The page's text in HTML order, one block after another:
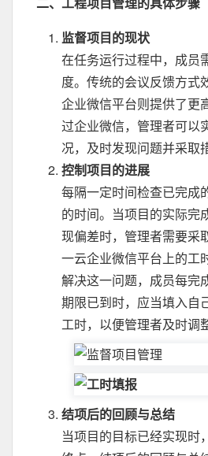
监督项目的现状
在任务运行过程中，成员
度。传统的会议反馈方式
企业微信平台则提供了更
过企业微信，管理者可以
况，及时发现问题并采取
控制项目的进展
每隔一定时间检查已完成
的时间。当项目的实际完
现偏差时，管理者需要采
一云企业微信平台上的工
解决这一问题，成员每完
期限已到时，应当填入自
工时，以便管理者及时调
结项后的回顾与总结
当项目的目标已经实现时